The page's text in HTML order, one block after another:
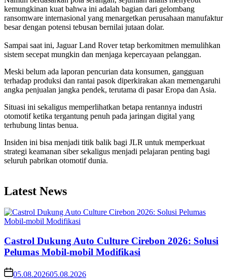
kemungkinan kuat bahwa ini adalah bagian dari gelombang
ransomware internasional yang menargetkan perusahaan manufaktur
besar dengan potensi tebusan bernilai jutaan dolar.
Sampai saat ini, Jaguar Land Rover tetap berkomitmen memulihkan
sistem secepat mungkin dan menjaga kepercayaan pelanggan.
Meski belum ada laporan pencurian data konsumen, gangguan
terhadap produksi dan rantai pasok diperkirakan akan memengaruhi
angka penjualan jangka pendek, terutama di pasar Eropa dan Asia.
Situasi ini sekaligus memperlihatkan betapa rentannya industri
otomotif ketika tergantung penuh pada jaringan digital yang
terhubung lintas benua.
Insiden ini bisa menjadi titik balik bagi JLR untuk memperkuat
strategi keamanan siber sekaligus menjadi pelajaran penting bagi
seluruh pabrikan otomotif dunia.
Latest News
Castrol Dukung Auto Culture Cirebon 2026: Solusi
Pelumas Mobil-mobil Modifikasi
05.08.202605.08.2026